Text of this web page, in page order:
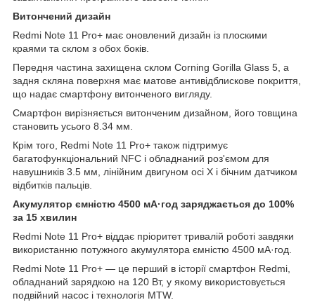
Витончений дизайн
Redmi Note 11 Pro+ має оновлений дизайн із плоскими
краями та склом з обох боків.
Передня частина захищена склом Corning Gorilla Glass 5, а
задня скляна поверхня має матове антивідблискове покриття,
що надає смартфону витонченого вигляду.
Смартфон вирізняється витонченим дизайном, його товщина
становить усього 8.34 мм.
Крім того, Redmi Note 11 Pro+ також підтримує
багатофункціональний NFC і обладнаний роз'ємом для
навушників 3.5 мм, лінійним двигуном осі X і бічним датчиком
відбитків пальців.
Акумулятор ємністю 4500 мА·год заряджається до 100%
за 15 хвилин
Redmi Note 11 Pro+ віддає пріоритет тривалій роботі завдяки
використанню потужного акумулятора ємністю 4500 мА·год.
Redmi Note 11 Pro+ — це перший в історії смартфон Redmi,
обладнаний зарядкою на 120 Вт, у якому використовується
подвійний насос і технологія MTW.